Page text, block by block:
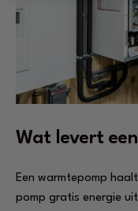
Wat levert
Een warmtepomp
pomp gratis energie